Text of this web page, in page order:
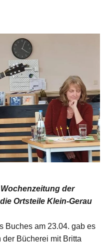
der
Ortsteile Klein-Gerau
Buches am 23.04. gab es
Bücherei mit Britta